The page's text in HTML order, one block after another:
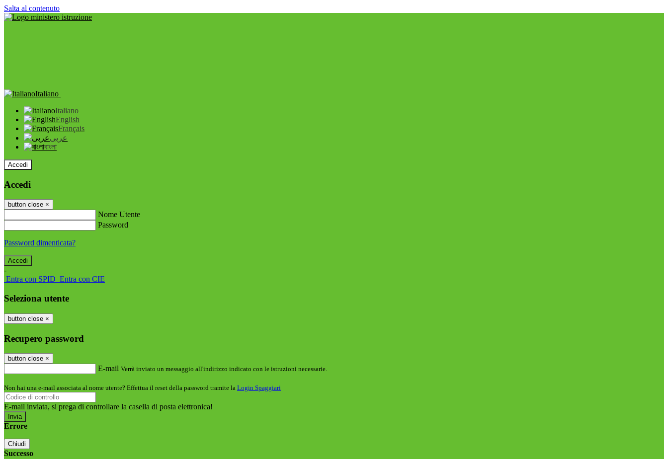
Salta al contenuto
Italiano
Italiano
English
Français
عربى
বাংলা
Accedi
Accedi
button close ×
Nome Utente
Password
Password dimenticata?
-
Entra con SPID Entra con CIE
Seleziona utente
button close ×
Recupero password
button close ×
E-mail Verrà inviato un messaggio all'indirizzo indicato con le istruzioni necessarie.
Non hai una e-mail associata al nome utente? Effettua il reset della password tramite la Login Spaggiari
E-mail inviata, si prega di controllare la casella di posta elettronica!
Errore
Chiudi
Successo